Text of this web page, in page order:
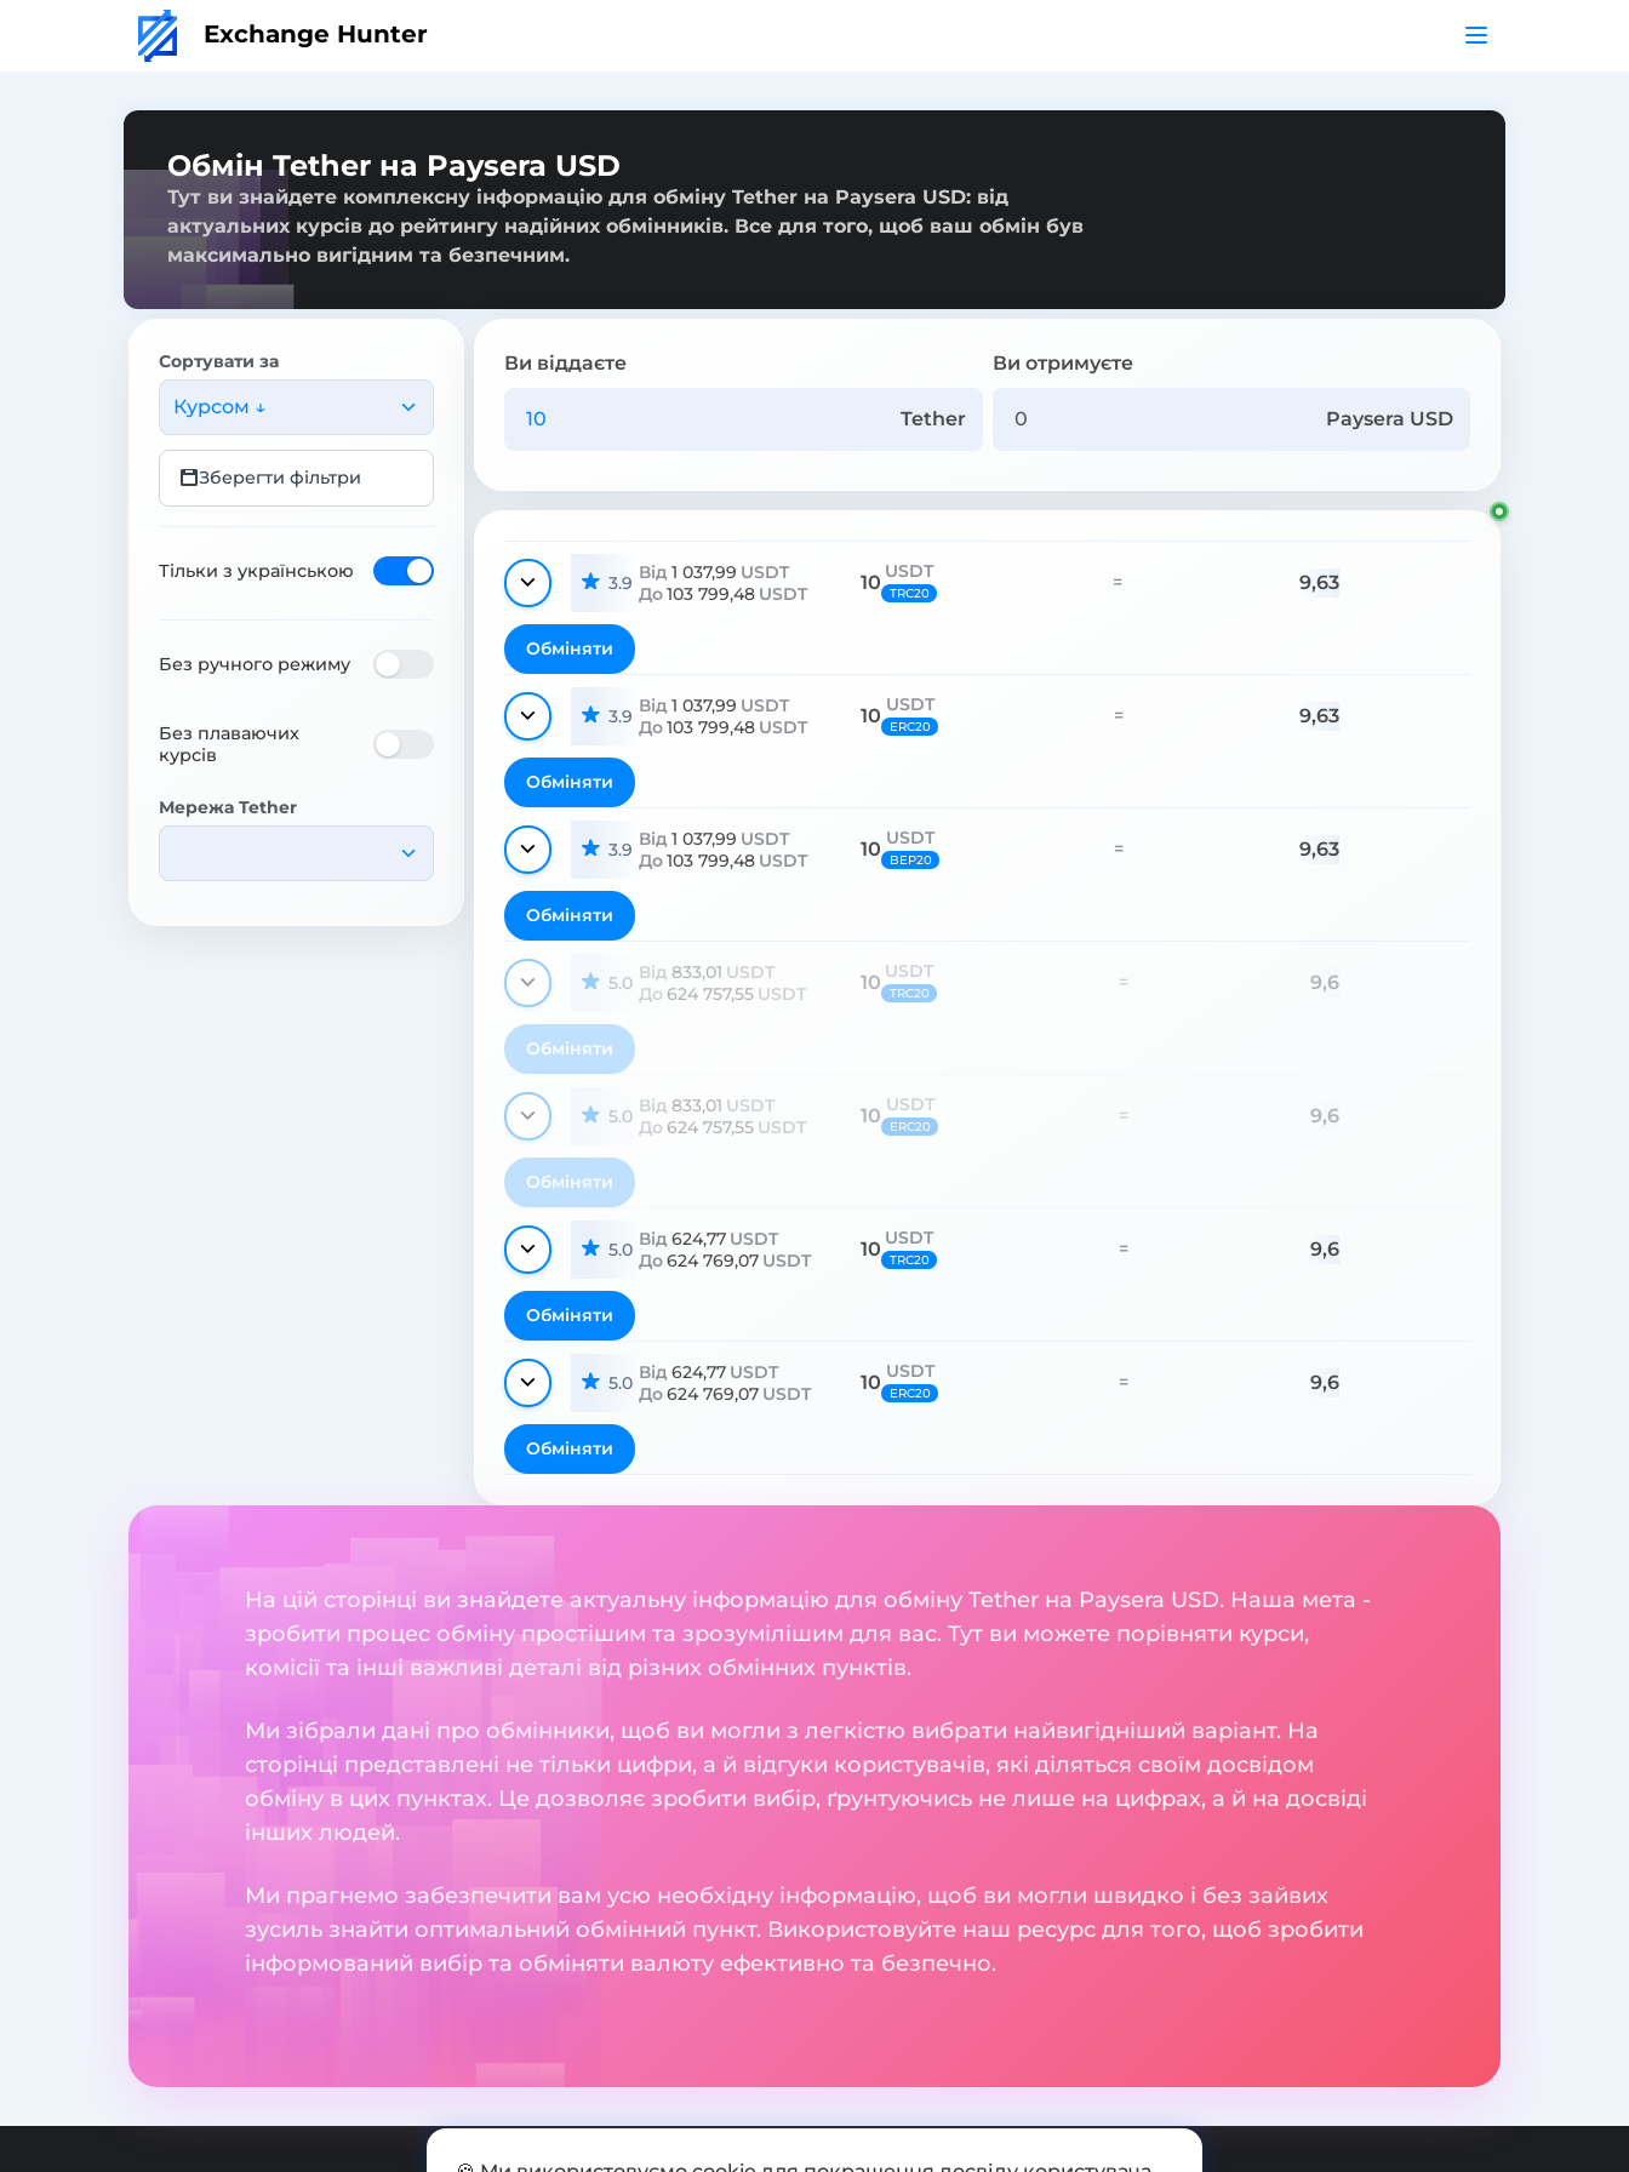
Exchange Hunter
Обмін Tether на Paysera USD
Тут ви знайдете комплексну інформацію для обміну Tether на Paysera USD: від
актуальних курсів до рейтингу надійних обмінників. Все для того, щоб ваш обмін був
максимально вигідним та безпечним.
Сортувати за
Курсом ↓
Зберегти фільтри
Тільки з українською
Без ручного режиму
Без плаваючих
курсів
Мережа Tether
Ви віддаєте
Tether
Ви отримуєте
Paysera USD
3.9 Від 1 037,99 USDT
До103 799,48 USDT 10 USDT
TRC20 = 9,63
Обміняти
3.9 Від 1 037,99 USDT
До103 799,48 USDT 10 USDT
ERC20 = 9,63
Обміняти
3.9 Від 1 037,99 USDT
До103 799,48 USDT 10 USDT
BEP20 = 9,63
Обміняти
5.0 Від 833,01 USDT
До 624 757,55 USDT 10 USDT
TRC20 = 9,6
Обміняти
5.0 Від 833,01 USDT
До 624 757,55 USDT 10 USDT
ERC20 = 9,6
Обміняти
5.0 Від 624,77 USDT
До624 769,07 USDT 10 USDT
TRC20 = 9,6
Обміняти
5.0 Від 624,77 USDT
До624 769,07 USDT 10 USDT
ERC20 = 9,6
Обміняти
На цій сторінці ви знайдете актуальну інформацію для обміну Tether на Paysera USD. Наша мета -
зробити процес обміну простішим та зрозумілішим для вас. Тут ви можете порівняти курси,
комісії та інші важливі деталі від різних обмінних пунктів.
Ми зібрали дані про обмінники, щоб ви могли з легкістю вибрати найвигідніший варіант. На
сторінці представлені не тільки цифри, а й відгуки користувачів, які діляться своїм досвідом
обміну в цих пунктах. Це дозволяє зробити вибір, ґрунтуючись не лише на цифрах, а й на досвіді
інших людей.
Ми прагнемо забезпечити вам усю необхідну інформацію, щоб ви могли швидко і без зайвих
зусиль знайти оптимальний обмінний пункт. Використовуйте наш ресурс для того, щоб зробити
інформований вибір та обміняти валюту ефективно та безпечно.